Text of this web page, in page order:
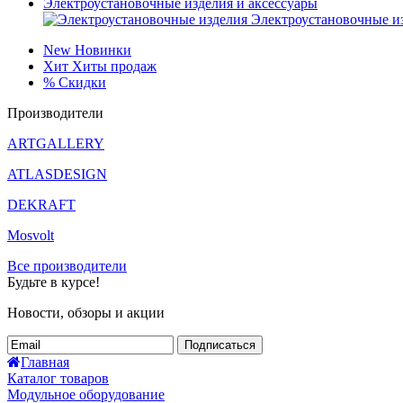
Электроустановочные изделия и аксессуары
Электроустановочные
New Новинки
Хит Хиты продаж
% Скидки
Производители
ARTGALLERY
ATLASDESIGN
DEKRAFT
Mosvolt
Все производители
Будьте в курсе!
Новости, обзоры и акции
Подписаться
Главная
Каталог товаров
Модульное оборудование